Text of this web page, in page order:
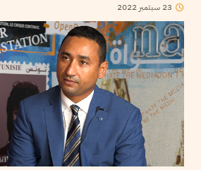
23 سبتمبر 2022